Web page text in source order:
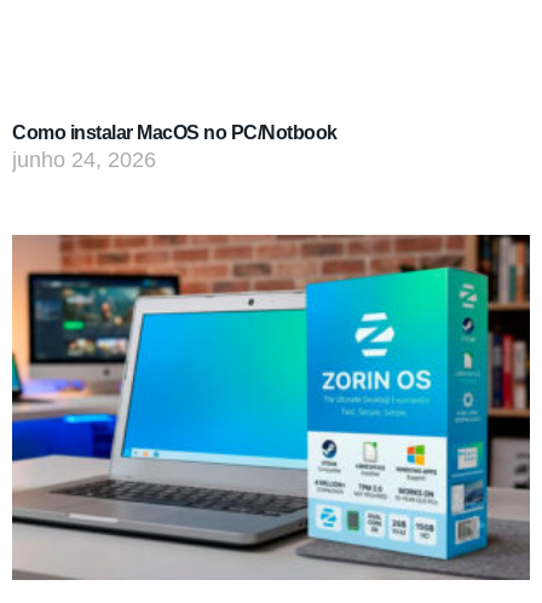
Como instalar MacOS no PC/Notbook
junho 24, 2026